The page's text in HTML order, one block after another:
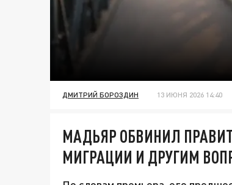
ДМИТРИЙ БОРОЗДИН 13 ИЮНЯ 2026 14:40
МАДЬЯР ОБВИНИЛ
МИГРАЦИИ И ДРУГИМ